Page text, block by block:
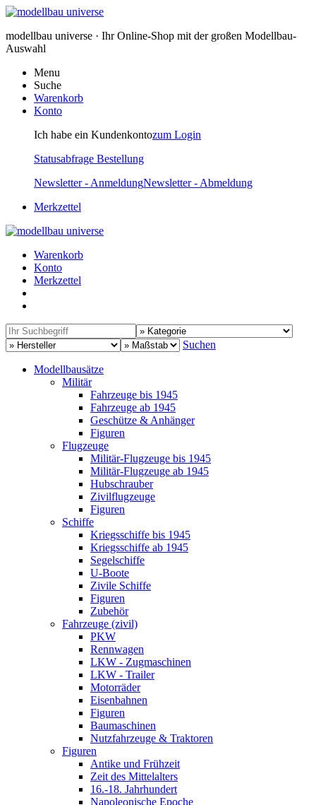
modellbau universe · Ihr Online-Shop mit der großen Modellbau-
Auswahl
Menu
Suche
Warenkorb
Konto
Ich habe ein Kundenkontozum Login
Statusabfrage Bestellung
Newsletter - AnmeldungNewsletter - Abmeldung
Merkzettel
Warenkorb
Konto
Merkzettel
Suchen
Modellbausätze
Militär
Fahrzeuge bis 1945
Fahrzeuge ab 1945
Geschütze & Anhänger
Figuren
Flugzeuge
Militär-Flugzeuge bis 1945
Militär-Flugzeuge ab 1945
Hubschrauber
Zivilflugzeuge
Figuren
Schiffe
Kriegsschiffe bis 1945
Kriegsschiffe ab 1945
Segelschiffe
U-Boote
Zivile Schiffe
Figuren
Zubehör
Fahrzeuge (zivil)
PKW
Rennwagen
LKW - Zugmaschinen
LKW - Trailer
Motorräder
Eisenbahnen
Figuren
Baumaschinen
Nutzfahrzeuge & Traktoren
Figuren
Antike und Frühzeit
Zeit des Mittelalters
16.-18. Jahrhundert
Napoleonische Epoche